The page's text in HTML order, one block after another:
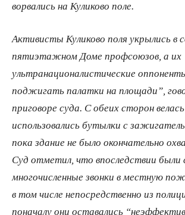
ворвались на Куликово поле.
Активисты Куликово поля укрылись в
пятиэтажном Доме профсоюзов, а их
ультранационалистические
поджигать палатки на площади”,
приговоре суда. С обеих сторон
использовались бутылки с
пока здание не было окончательно
Суд отметил, что впоследствии были
многочисленные звонки в местную
в том числе непосредственно из
поначалу они оставались